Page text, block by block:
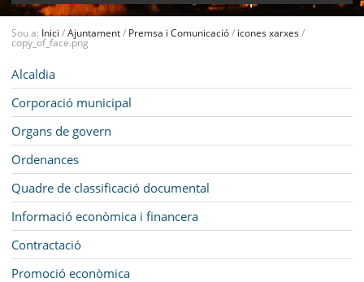
BELL-LLOC SOLUCIONA
Sou a: Inici /Ajuntament/ Premsa i Comunicació/ icones xarxes/
copy_of_face.png
Alcaldia
Corporació municipal
Organs de govern
Ordenances
Quadre de classificació documental
Informació econòmica i financera
Contractació
Promoció econòmica